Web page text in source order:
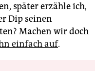
später erzähle ich,
Dip seinen
Machen wir doch
einfach auf.